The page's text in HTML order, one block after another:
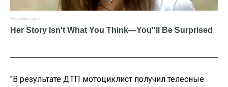
"В результате ДТП мотоциклист получил телесные